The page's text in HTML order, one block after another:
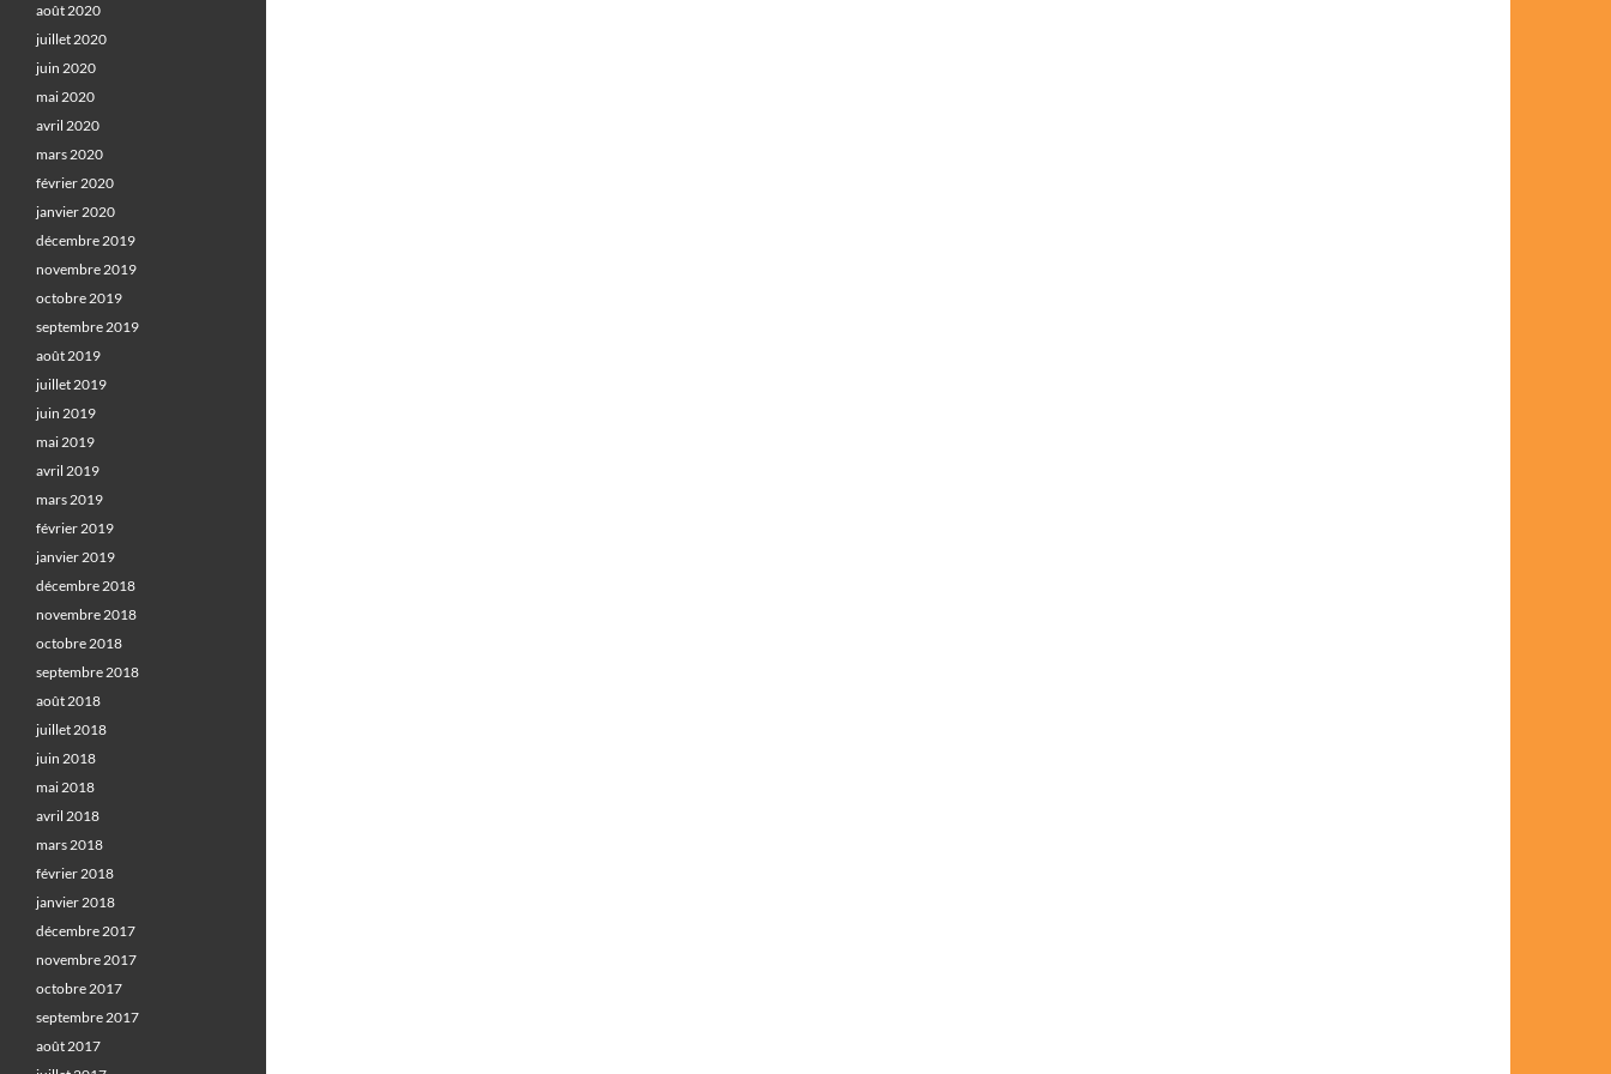
août 2020
juillet 2020
juin 2020
mai 2020
avril 2020
mars 2020
février 2020
janvier 2020
décembre 2019
novembre 2019
octobre 2019
septembre 2019
août 2019
juillet 2019
juin 2019
mai 2019
avril 2019
mars 2019
février 2019
janvier 2019
décembre 2018
novembre 2018
octobre 2018
septembre 2018
août 2018
juillet 2018
juin 2018
mai 2018
avril 2018
mars 2018
février 2018
janvier 2018
décembre 2017
novembre 2017
octobre 2017
septembre 2017
août 2017